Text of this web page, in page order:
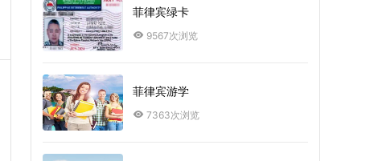
菲律宾绿卡
9567次浏览
菲律宾游学
7363次浏览